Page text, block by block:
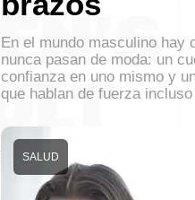
En el mundo masculino hay
nunca pasan de moda: un
confianza en uno mismo y
que hablan de fuerza
SALUD